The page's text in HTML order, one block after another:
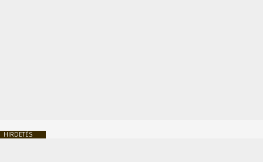
HIRDETÉS